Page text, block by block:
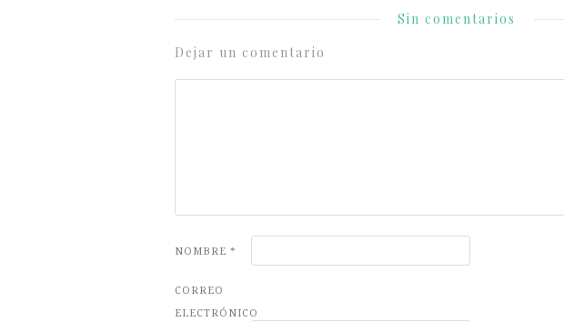
Sin comentarios
Dejar un comentario
NOMBRE *
CORREO
ELECTRÓNICO